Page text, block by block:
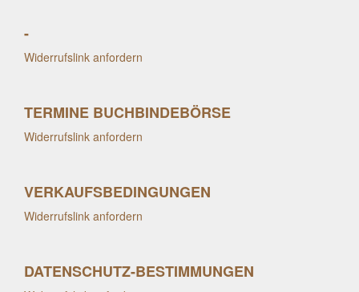
-
Widerrufslink anfordern
TERMINE BUCHBINDEBÖRSE
Widerrufslink anfordern
VERKAUFSBEDINGUNGEN
Widerrufslink anfordern
DATENSCHUTZ-BESTIMMUNGEN